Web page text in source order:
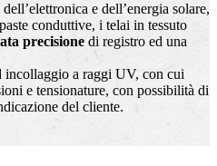
e dell’energia solare,
conduttive, i telai in tessuto
precisione di registro ed una
incollaggio a raggi UV, con cui
e tensionature, con possibilità di
del cliente.